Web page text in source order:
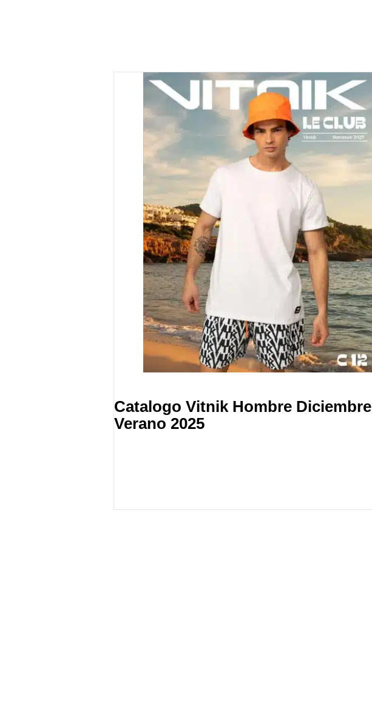
Catalogo Vitnik Hombre Diciembre
Verano 2025